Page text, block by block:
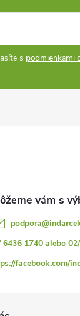
s podmienkami
podpora@
6436 1740 alebo
facebook.com/